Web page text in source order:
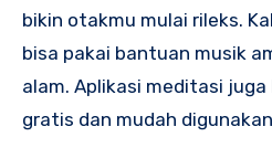
bikin otakmu mulai rileks.
bisa pakai bantuan musik
alam. Aplikasi meditasi
gratis dan mudah